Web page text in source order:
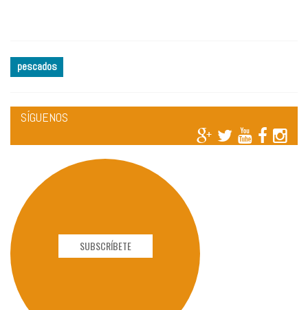
pescados
SÍGUENOS
SUBSCRÍBETE